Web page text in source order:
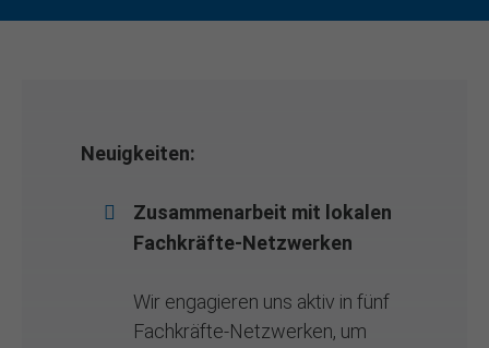
Neuigkeiten:
Zusammenarbeit mit lokalen
Fachkräfte-Netzwerken
Wir engagieren uns aktiv in fünf
Fachkräfte-Netzwerken, um